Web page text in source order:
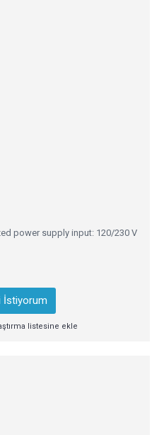
power supply input: 120/230 V
İstiyorum
listesine ekle